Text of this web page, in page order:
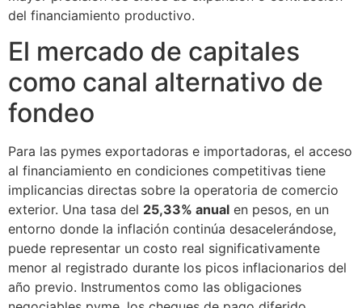
del financiamiento productivo.
El mercado de capitales
como canal alternativo de
fondeo
Para las pymes exportadoras e importadoras, el acceso
al financiamiento en condiciones competitivas tiene
implicancias directas sobre la operatoria de comercio
exterior. Una tasa del 25,33% anual en pesos, en un
entorno donde la inflación continúa desacelerándose,
puede representar un costo real significativamente
menor al registrado durante los picos inflacionarios del
año previo. Instrumentos como las obligaciones